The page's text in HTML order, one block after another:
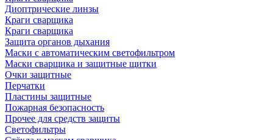
Диоптрические линзы
Краги сварщика
Краги сварщика
Защита органов дыхания
Маски с автоматическим светофильтром
Маски сварщика и защитные щитки
Очки защитные
Перчатки
Пластины защитные
Пожарная безопасность
Прочее для средств защиты
Светофильтры